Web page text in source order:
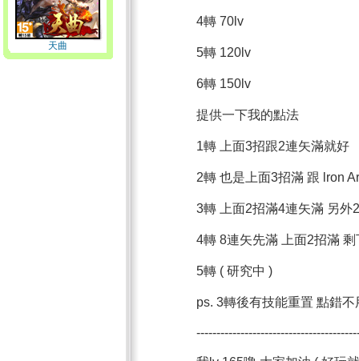
天曲
4轉 70lv
5轉 120lv
6轉 150lv
提供一下我的點法
1轉 上面3招跟2連矢滿就好
2轉 也是上面3招滿 跟 lron
3轉 上面2招滿4連矢滿 另外
4轉 8連矢先滿 上面2招滿
5轉 ( 研究中 )
ps. 3轉後有技能重置 點錯